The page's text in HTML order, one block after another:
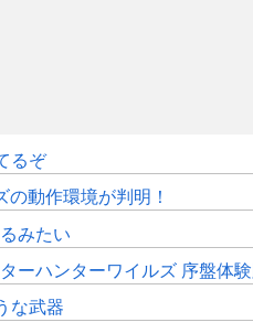
るぞ
動作環境が判明！
みたい
ーハンターワイルズ 序盤体
な武器